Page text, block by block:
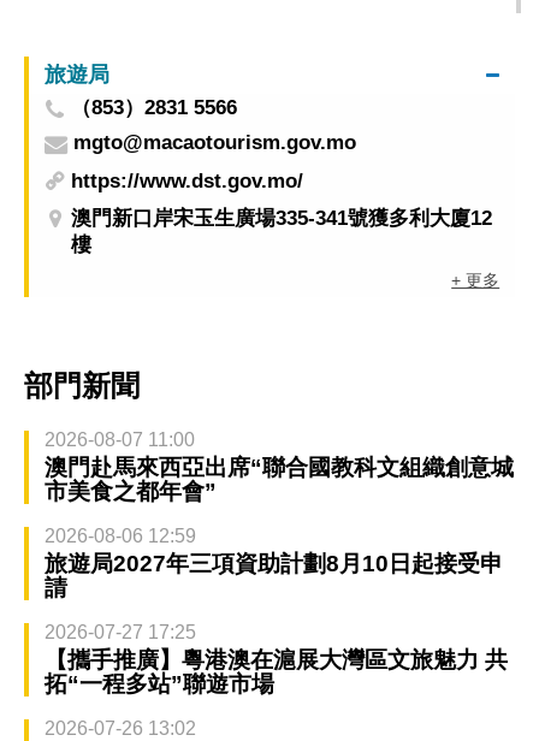
旅遊局
（853）2831 5566
mgto@macaotourism.gov.mo
https://www.dst.gov.mo/
澳門新口岸宋玉生廣場335-341號獲多利大廈12
樓
+ 更多
部門新聞
2026-08-07 11:00
澳門赴馬來西亞出席“聯合國教科文組織創意城
市美食之都年會”
2026-08-06 12:59
旅遊局2027年三項資助計劃8月10日起接受申
請
2026-07-27 17:25
【攜手推廣】粵港澳在滬展大灣區文旅魅力 共
拓“一程多站”聯遊市場
2026-07-26 13:02